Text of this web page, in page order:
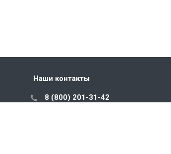
Наши контакты
8 (800) 201-31-42